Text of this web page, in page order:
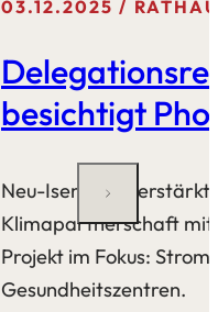
03.12.2025
besichtigt
Neu-Isenburg
Klimapartnerschaft
Projekt im Fokus: Strom
Gesundheitszentren.